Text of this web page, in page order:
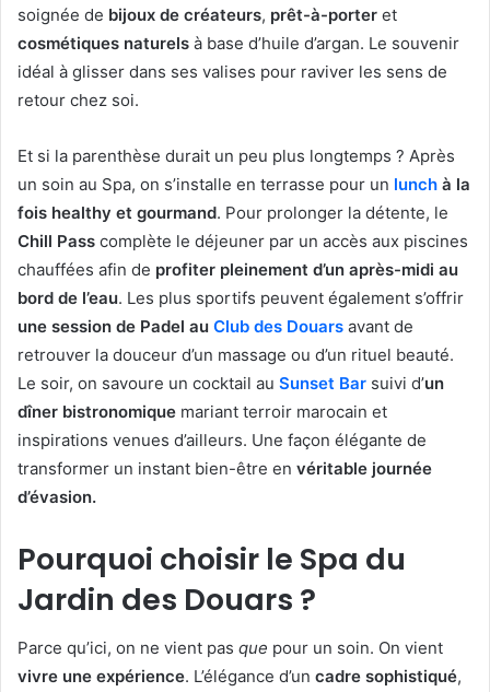
soignée de bijoux de créateurs, prêt-à-porter et
cosmétiques naturels à base d’huile d’argan. Le souvenir
idéal à glisser dans ses valises pour raviver les sens de
retour chez soi.
Et si la parenthèse durait un peu plus longtemps ? Après
un soin au Spa, on s’installe en terrasse pour un lunch à la
fois healthy et gourmand. Pour prolonger la détente, le
Chill Pass complète le déjeuner par un accès aux piscines
chauffées afin de profiter pleinement d’un après-midi au
bord de l’eau. Les plus sportifs peuvent également s’offrir
une session de Padel au Club des Douars avant de
retrouver la douceur d’un massage ou d’un rituel beauté.
Le soir, on savoure un cocktail au Sunset Bar suivi d’un
dîner bistronomique mariant terroir marocain et
inspirations venues d’ailleurs. Une façon élégante de
transformer un instant bien-être en véritable journée
d’évasion.
Pourquoi choisir le Spa du
Jardin des Douars ?
Parce qu’ici, on ne vient pas que pour un soin. On vient
vivre une expérience. L’élégance d’un cadre sophistiqué,